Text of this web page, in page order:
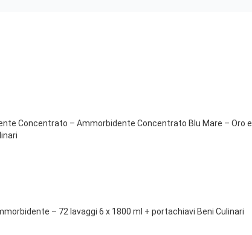
Concentrato – Ammorbidente Concentrato Blu Mare – Oro e
– 72 lavaggi 6 x 1800 ml + portachiavi Beni Culinari